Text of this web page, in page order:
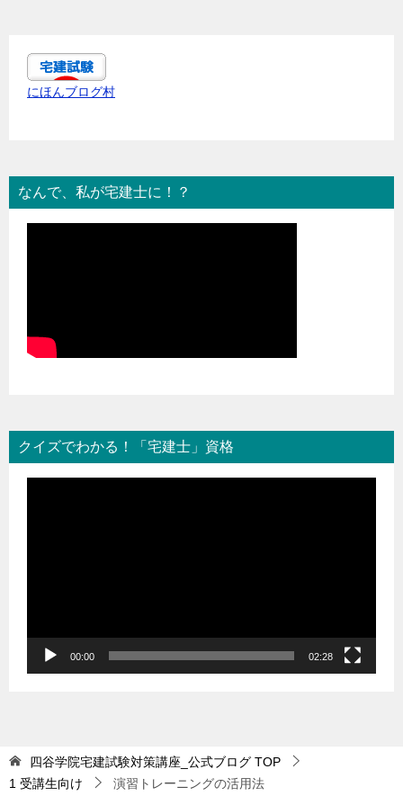
にほんブログ村
なんで、私が宅建士に！？
クイズでわかる！「宅建士」資格
00:00 02:28
四谷学院宅建試験対策講座_公式ブログ TOP
1 受講生向け
演習トレーニングの活用法